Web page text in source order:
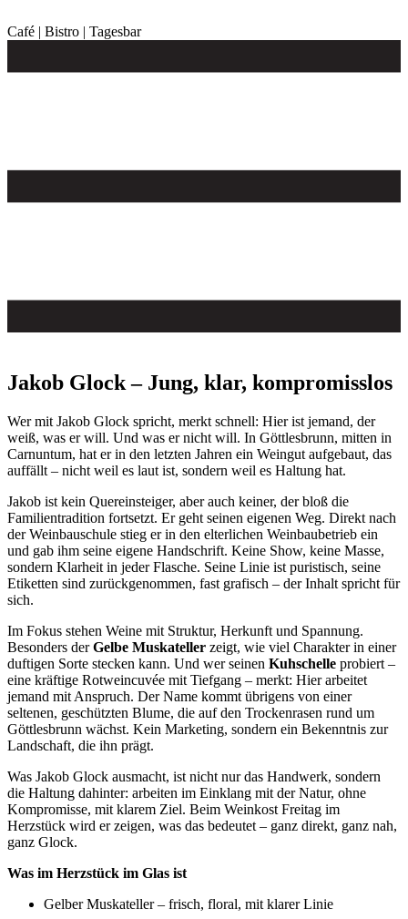
Inhalt
Café | Bistro | Tagesbar
Jakob Glock – Jung, klar, kompromisslos
Wer mit Jakob Glock spricht, merkt schnell: Hier ist jemand, der
weiß, was er will. Und was er nicht will. In Göttlesbrunn, mitten in
Carnuntum, hat er in den letzten Jahren ein Weingut aufgebaut, das
auffällt – nicht weil es laut ist, sondern weil es Haltung hat.
Jakob ist kein Quereinsteiger, aber auch keiner, der bloß die
Familientradition fortsetzt. Er geht seinen eigenen Weg. Direkt nach
der Weinbauschule stieg er in den elterlichen Weinbaubetrieb ein
und gab ihm seine eigene Handschrift. Keine Show, keine Masse,
sondern Klarheit in jeder Flasche. Seine Linie ist puristisch, seine
Etiketten sind zurückgenommen, fast grafisch – der Inhalt spricht für
sich.
Im Fokus stehen Weine mit Struktur, Herkunft und Spannung.
Besonders derGelbe Muskateller zeigt, wie viel Charakter in einer
duftigen Sorte stecken kann. Und wer seinen Kuhschelle probiert –
eine kräftige Rotweincuvée mit Tiefgang – merkt: Hier arbeitet
jemand mit Anspruch. Der Name kommt übrigens von einer
seltenen, geschützten Blume, die auf den Trockenrasen rund um
Göttlesbrunn wächst. Kein Marketing, sondern ein Bekenntnis zur
Landschaft, die ihn prägt.
Was Jakob Glock ausmacht, ist nicht nur das Handwerk, sondern
die Haltung dahinter: arbeiten im Einklang mit der Natur, ohne
Kompromisse, mit klarem Ziel. Beim Weinkost Freitag im
Herzstück wird er zeigen, was das bedeutet – ganz direkt, ganz nah,
ganz Glock.
Was im Herzstück im Glas ist
Gelber Muskateller – frisch, floral, mit klarer Linie